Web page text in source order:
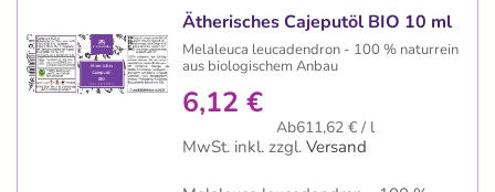
Ätherisches Cajeputöl BIO 10 ml
Melaleuca leucadendron - 100 % naturrein
aus biologischem Anbau
6,12 €
Ab611,62 € / l
MwSt. inkl. zzgl. Versand